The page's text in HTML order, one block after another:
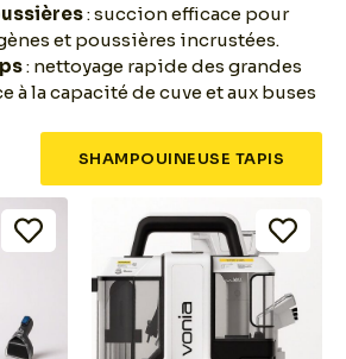
: succion efficace pour
et poussières incrustées.
: nettoyage rapide des grandes
à la capacité de cuve et aux buses
SHAMPOUINEUSE TAPIS